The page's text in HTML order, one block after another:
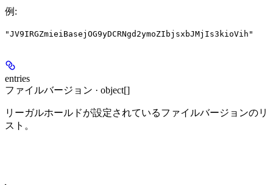
例 :
"JV9IRGZmieiBasejOG9yDCRNgd2ymoZIbjsxbJMjIs3kioVih"
entries
ファイルバージョン · object[]
リーガルホールドが設定されているファイルバージョンのリ
スト。